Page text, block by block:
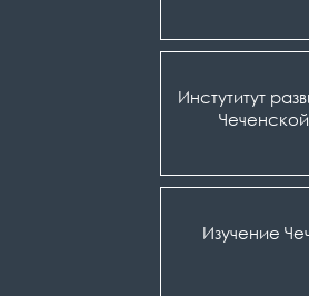
Инстутитут
Изучение